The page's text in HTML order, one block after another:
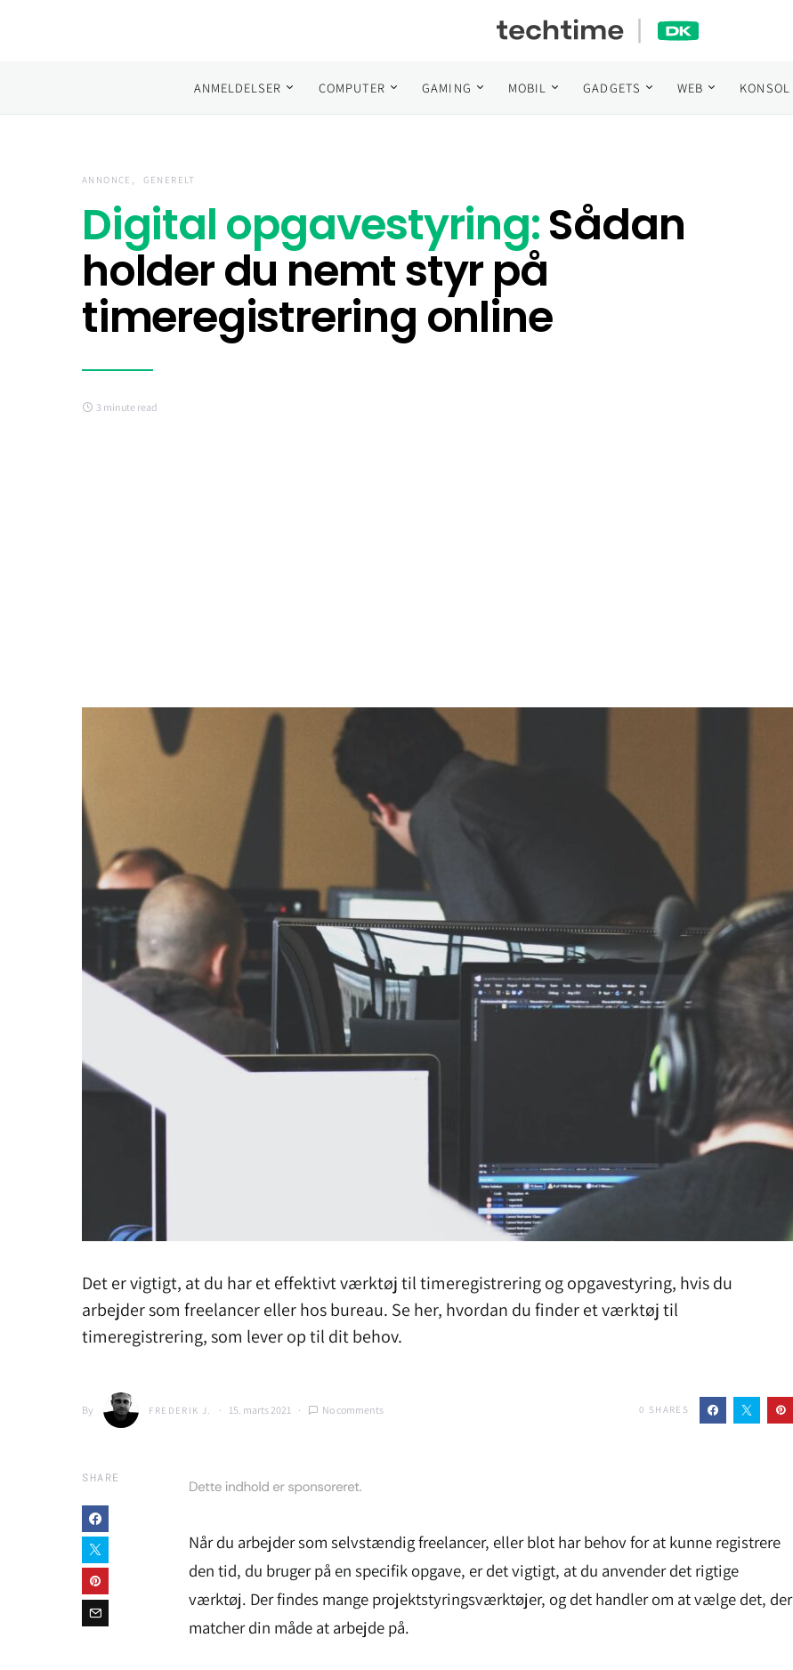
ANMELDELSER COMPUTER GAMING MOBIL GADGETS WEB KONSOL
ANNONCE GENERELT
Digital opgavestyring:Sådan
holder du nemt styr på
timeregistrering online
3 minute read
Det er vigtigt, at du har et effektivt værktøj til timeregistrering og opgavestyring, hvis du
arbejder som freelancer eller hos bureau. Se her, hvordan du finder et værktøj til
timeregistrering, som lever op til dit behov.
By FREDERIK J. 15. marts 2021 No comments 0 SHARES
SHARE
Når du arbejder som selvstændig freelancer, eller blot har behov for at kunne registrere
den tid, du bruger på en specifik opgave, er det vigtigt, at du anvender det rigtige
værktøj. Der findes mange projektstyringsværktøjer, og det handler om at vælge det, der
matcher din måde at arbejde på.